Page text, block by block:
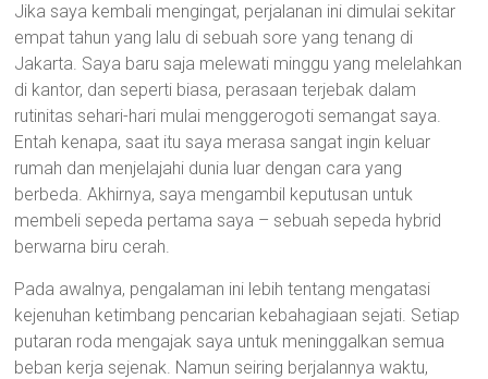
Jika saya kembali mengingat, perjalanan ini dimulai sekitar
empat tahun yang lalu di sebuah sore yang tenang di
Jakarta. Saya baru saja melewati minggu yang melelahkan
di kantor, dan seperti biasa, perasaan terjebak dalam
rutinitas sehari-hari mulai menggerogoti semangat saya.
Entah kenapa, saat itu saya merasa sangat ingin keluar
rumah dan menjelajahi dunia luar dengan cara yang
berbeda. Akhirnya, saya mengambil keputusan untuk
membeli sepeda pertama saya – sebuah sepeda hybrid
berwarna biru cerah.
Pada awalnya, pengalaman ini lebih tentang mengatasi
kejenuhan ketimbang pencarian kebahagiaan sejati. Setiap
putaran roda mengajak saya untuk meninggalkan semua
beban kerja sejenak. Namun seiring berjalannya waktu,